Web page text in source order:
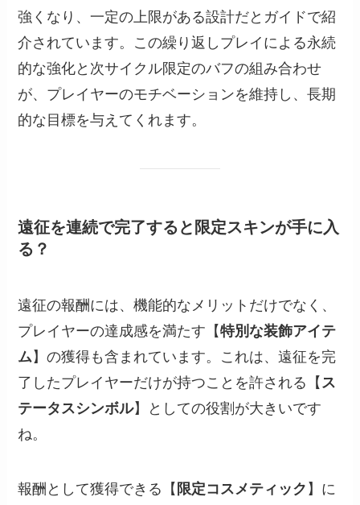
強くなり、一定の上限がある設計だとガイドで紹
介されています。この繰り返しプレイによる永続
的な強化と次サイクル限定のバフの組み合わせ
が、プレイヤーのモチベーションを維持し、長期
的な目標を与えてくれます。
遠征を連続で完了すると限定スキンが手に入
る？
遠征の報酬には、機能的なメリットだけでなく、
プレイヤーの達成感を満たす【特別な装飾アイテ
ム 】の獲得も含まれています。これは、遠征を完
了したプレイヤーだけが持つことを許される【 ス
テータスシンボル】としての役割が大きいです
ね。
報酬として獲得できる【 限定コスメティック 】に